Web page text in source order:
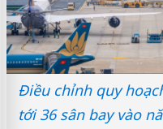
Điều chỉnh quy
tới 36 sân bay vào